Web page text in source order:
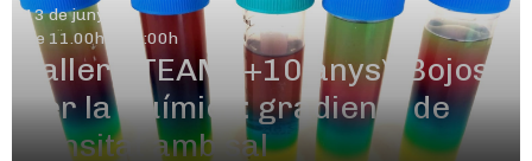
13 de juny
De 11.00h a 12:00h
Taller STEAM (+10 anys): Bojos
per la Química: gradients de
densitat amb sal